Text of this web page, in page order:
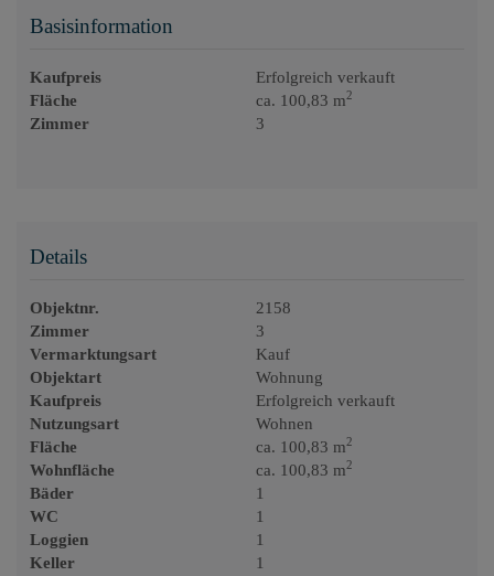
Basisinformation
Kaufpreis
Erfolgreich verkauft
Fläche
ca. 100,83 m2
Zimmer 3
Details
Objektnr.
2158
Zimmer
3
Vermarktungsart
Kauf
Objektart
Wohnung
Kaufpreis
Erfolgreich verkauft
Nutzungsart
Wohnen
Fläche
ca. 100,83 m2
Wohnfläche ca. 100,83 m2
Bäder
1
WC
1
Loggien
1
Keller
1